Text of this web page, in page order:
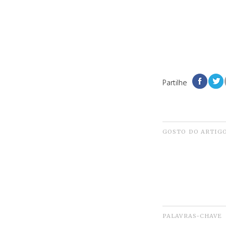
Partilhe
GOSTO DO
PALAVRAS-CHAVE